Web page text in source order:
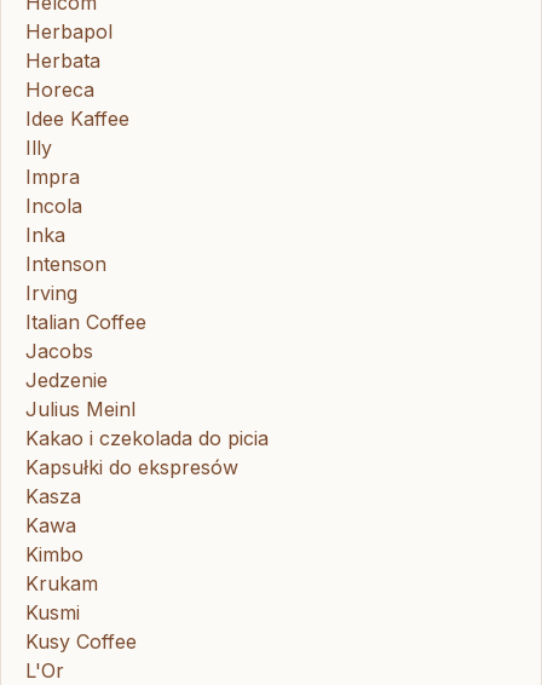
Herbapol
Herbata
Horeca
Idee Kaffee
Illy
Impra
Incola
Inka
Intenson
Irving
Italian Coffee
Jacobs
Jedzenie
Julius Meinl
Kakao i czekolada do picia
Kapsułki do ekspresów
Kasza
Kawa
Kimbo
Krukam
Kusmi
Kusy Coffee
L'Or